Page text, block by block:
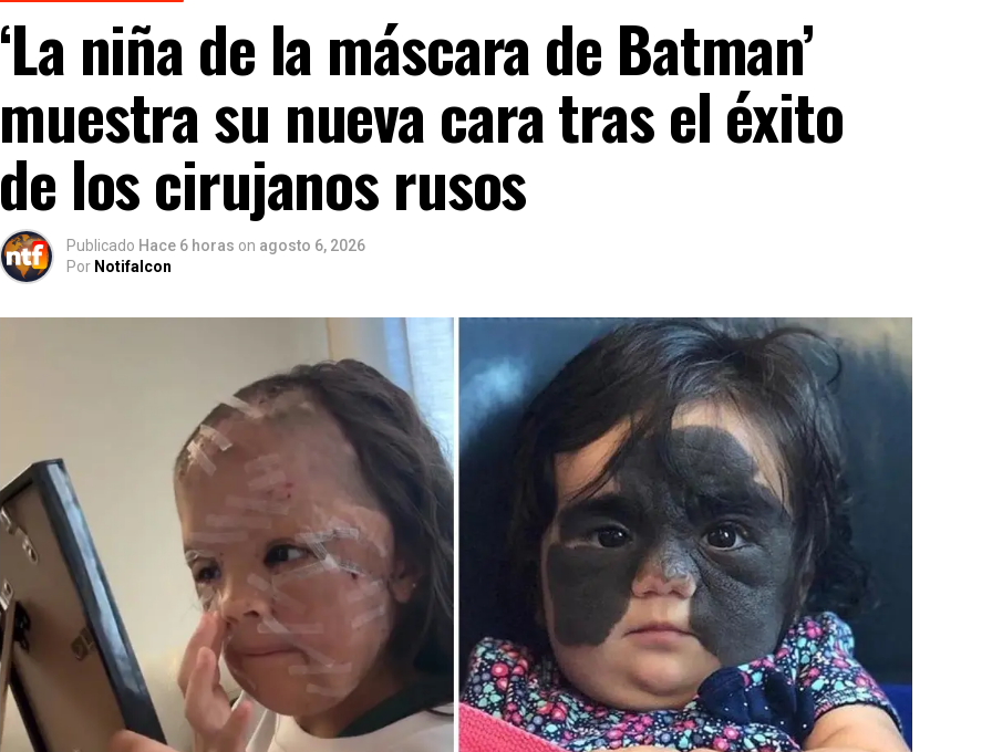
‘La niña de la máscara de Batman’
muestra su nueva cara tras el éxito
de los cirujanos rusos
Publicado Hace 6 horas on agosto 6, 2026
Por Notifalcon